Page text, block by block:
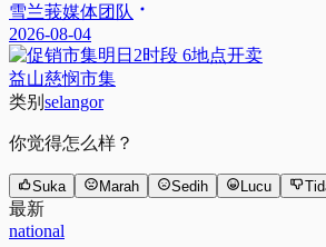
雪兰莪媒体团队
2026-08-04
益山慈悯市集
类别 selangor
你觉得怎么样？
Suka Marah Sedih Lucu
最新
national